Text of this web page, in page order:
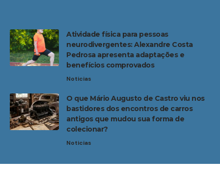
Atividade física para pessoas
neurodivergentes: Alexandre Costa
Pedrosa apresenta adaptações e
benefícios comprovados
Noticias
O que Mário Augusto de Castro viu nos
bastidores dos encontros de carros
antigos que mudou sua forma de
colecionar?
Noticias